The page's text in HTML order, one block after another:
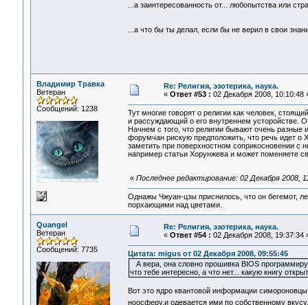
...а заинтересованность от... любопытства или
...а что бы ты делал, если бы не верил в свои
Владимир Травка
Ветеран
Сообщений: 1238
Re: Религия, эзотерика, наука.
« Ответ #53 : 02 Декабря 2008, 10:10:48
Тут многие говорят о религии как человек,
и рассуждающий о его внутреннем усторойстве.
Начнем с того, что религии бывают очень
форумчан рискую предположить, что речь идет о
заметить при поверхностном соприкосновении с
например статьи Хорунжева и может поменяете
« Последнее редактирование: 02 Декабря 2008,
Однажы Чжуан-цзы приснилось, что он бегемот,
порхающими над цветами.
Quangel
Ветеран
Сообщений: 7735
Re: Религия, эзотерика, наука.
« Ответ #54 : 02 Декабря 2008, 19:37:34
Цитата: migus от 02 Декабря 2008, 09:55:45
А вера, она словно прошивка BIOS
что тебе интересно, а что нет... какую книгу
Вот это ядро квантовой информации
ноосферу,и одевается ими по собственному